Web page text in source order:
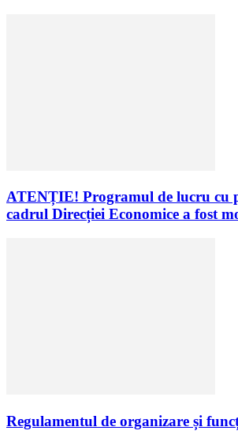
ATENȚIE! Programul de lucru cu
cadrul Direcției Economice a fost
Regulamentul de organizare și